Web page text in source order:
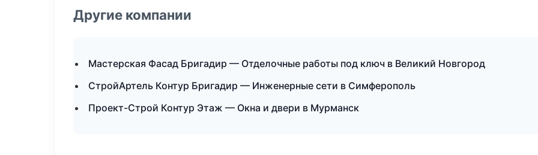
Другие компании
Мастерская Фасад Бригадир — Отделочные работы под ключ в Великий Новгород
СтройАртель Контур Бригадир — Инженерные сети в Симферополь
Проект-Строй Контур Этаж — Окна и двери в Мурманск